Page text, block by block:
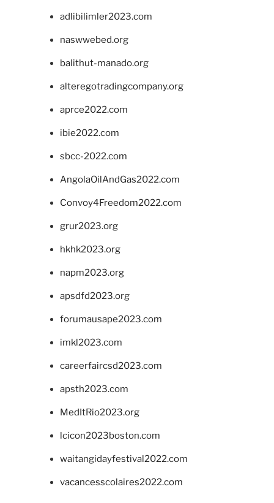
adlibilimler2023.com
naswwebed.org
balithut-manado.org
alteregotradingcompany.org
aprce2022.com
ibie2022.com
sbcc-2022.com
AngolaOilAndGas2022.com
Convoy4Freedom2022.com
grur2023.org
hkhk2023.org
napm2023.org
apsdfd2023.org
forumausape2023.com
imkl2023.com
careerfaircsd2023.com
apsth2023.com
MedItRio2023.org
lcicon2023boston.com
waitangidayfestival2022.com
vacancesscolaires2022.com